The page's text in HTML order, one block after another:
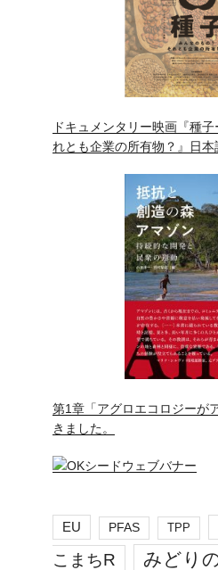
ドキュメンタリー映画『種
れとも企業の所有物？』日本
第1章「アグロエコロジーが
きました。
EU PFAS TPP
こまちR
みどり